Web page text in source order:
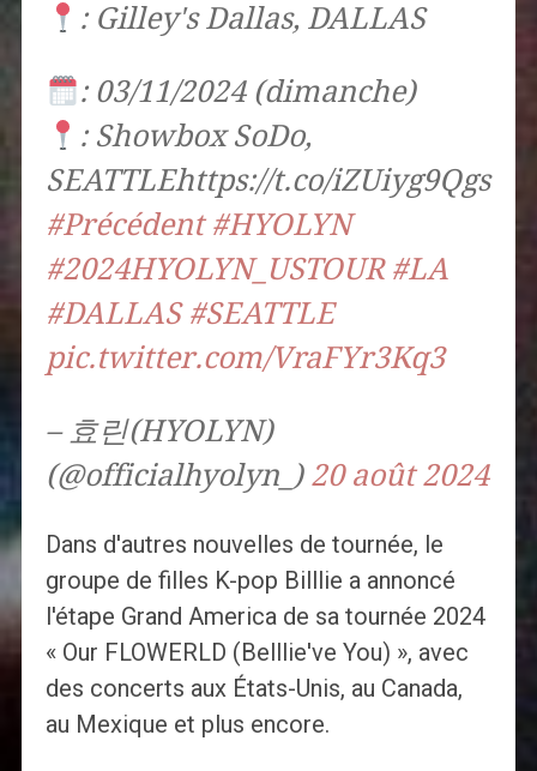
: Gilley's Dallas, DALLAS
: 03/11/2024 (dimanche)
: Showbox SoDo,
SEATTLEhttps://t.co/iZUiyg9Qgs
#Précédent #HYOLYN
#2024HYOLYN_USTOUR #LA
#DALLAS #SEATTLE
pic.twitter.com/VraFYr3Kq3
– 효린(HYOLYN)
(@officialhyolyn_) 20 août 2024
Dans d'autres nouvelles de tournée, le
groupe de filles K-pop Billlie a annoncé
l'étape Grand America de sa tournée 2024
« Our FLOWERLD (Belllie've You) », avec
des concerts aux États-Unis, au Canada,
au Mexique et plus encore.